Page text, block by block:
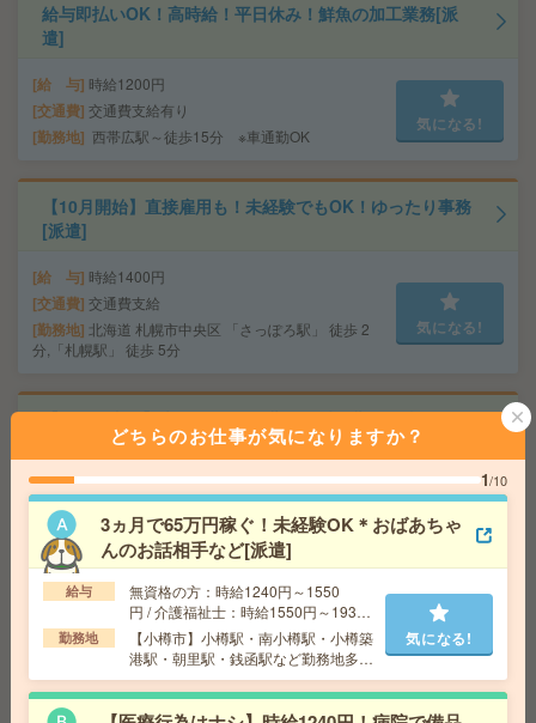
給与即払いOK！高時給！平日休み！鮮魚の加工業務[派
遣]
給 与 時給1200円
交通費 交通費支給有り
勤務地 西帯広駅～徒歩15分 ※車通勤OK
気になる!
【10月開始】直接雇用も！未経験でもOK！ゆったり事務
[派遣]
給 与 時給1400円
交通費 交通費支給
勤務地 北海道 札幌市中央区 「さっぽろ駅」 徒歩 2
分,「札幌駅」 徒歩 5分
気になる!
【チカホ直結】大人気！週4日勤務＊時短勤務＊事務的軽
作業[派遣]
給 与 時給1300円
交通費 交通費支給
勤務地
北海道 札幌市中央区 「大通駅」 徒歩 4分,
「さっぽろ駅」 徒歩 5分
気になる!
【旭川市】時給1,350円！大手グループでのオフィスワー
給 与 時給1350円＋交
どちらのお仕事が気になりますか？
1/10
3ヵ月で65万円稼ぐ！未経験OK＊おばあちゃ
んのお話相手など[派遣]
給与
無資格の方：時給1240円～1550
円 / 介護福祉士：時給1550円～1937
円 / 初任者以上：時給1450円～1812
円
勤務地
【小樽市】小樽駅・南小樽駅・小樽築
港駅・朝里駅・銭函駅など勤務地多
数！
気になる!